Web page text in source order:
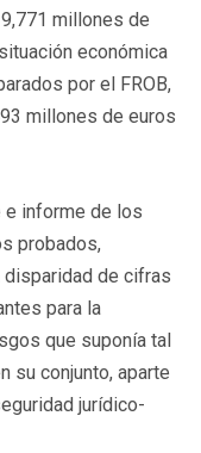
millones de
económica
por el FROB,
millones de euros
informe de los
probados,
de cifras
para la
que suponía tal
su conjunto, aparte
jurídico-